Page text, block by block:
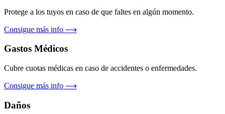
Protege a los tuyos en caso de que faltes en algún momento.
Consigue más info ⟶
Gastos Médicos
Cubre cuotas médicas en caso de accidentes o enfermedades.
Consigue más info ⟶
Daños